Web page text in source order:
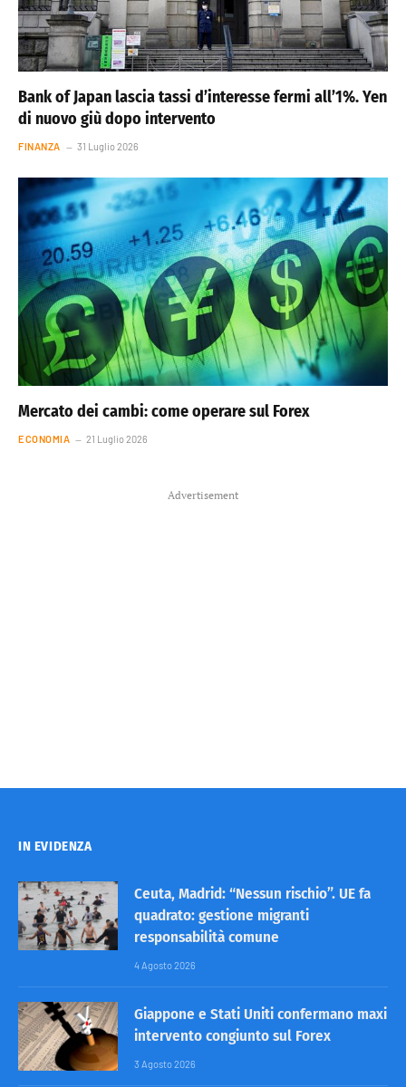
Bank of Japan lascia tassi d’interesse fermi all’1%. Yen
di nuovo giù dopo intervento
FINANZA 31 Luglio 2026
Mercato dei cambi: come operare sul Forex
ECONOMIA 21 Luglio 2026
Advertisement
IN EVIDENZA
Ceuta, Madrid: “Nessun rischio”. UE fa
quadrato: gestione migranti
responsabilità comune
4 Agosto 2026
Giappone e Stati Uniti confermano maxi
intervento congiunto sul Forex
3 Agosto 2026